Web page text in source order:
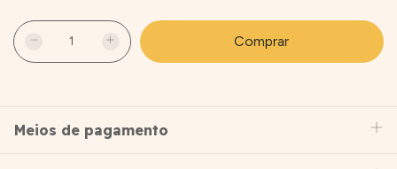
Meios de pagamento